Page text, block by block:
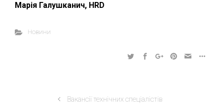
Марія Галушканич, HRD
Новини
Вакансії технічних спеціалістів